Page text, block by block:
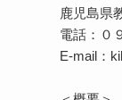
鹿児島県
電話：０
E-mail：